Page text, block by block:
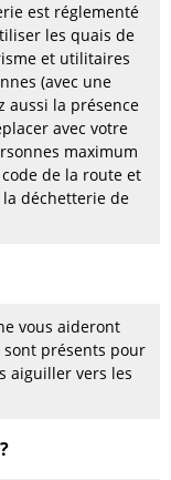
est réglementé
les quais de
et utilitaires
(avec une
aussi la présence
avec votre
maximum
de la route et
déchetterie de
vous aideront
sont présents pour
aiguiller vers les